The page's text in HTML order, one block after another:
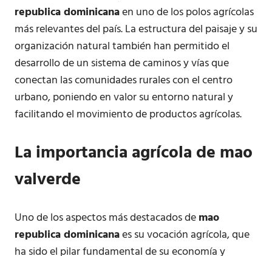
republica dominicanaen uno de los polos agrícolas
más relevantes del país. La estructura del paisaje y su
organización natural también han permitido el
desarrollo de un sistema de caminos y vías que
conectan las comunidades rurales con el centro
urbano, poniendo en valor su entorno natural y
facilitando el movimiento de productos agrícolas.
La importancia agrícola de mao
valverde
Uno de los aspectos más destacados demao
republica dominicanaes su vocación agrícola, que
ha sido el pilar fundamental de su economía y